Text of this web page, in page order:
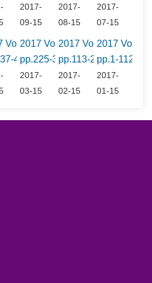
2017-
09-15
2017-
08-15
2017-
07-15
Vol.57 No.4
448
2017 Vol.57 No.3
pp.225-336
2017-
03-15
2017 Vol.57 No.2
pp.113-224
2017-
02-15
2017 Vol.57
pp.1-112
2017-
01-15